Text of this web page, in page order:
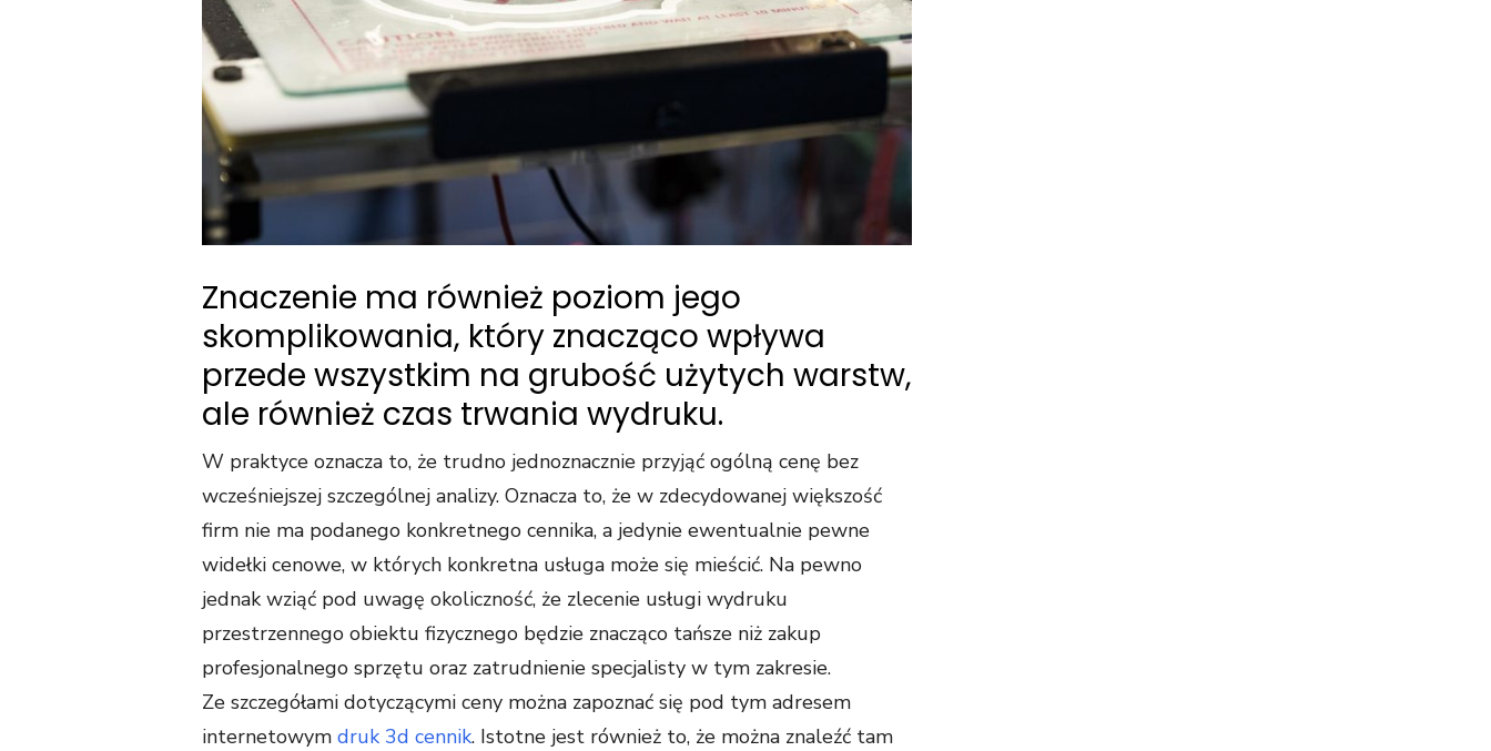
Znaczenie ma również poziom jego
skomplikowania, który znacząco wpływa
przede wszystkim na grubość użytych warstw,
ale również czas trwania wydruku.
W praktyce oznacza to, że trudno jednoznacznie przyjąć ogólną cenę bez
wcześniejszej szczególnej analizy. Oznacza to, że w zdecydowanej większość
firm nie ma podanego konkretnego cennika, a jedynie ewentualnie pewne
widełki cenowe, w których konkretna usługa może się mieścić. Na pewno
jednak wziąć pod uwagę okoliczność, że zlecenie usługi wydruku
przestrzennego obiektu fizycznego będzie znacząco tańsze niż zakup
profesjonalnego sprzętu oraz zatrudnienie specjalisty w tym zakresie.
Ze szczegółami dotyczącymi ceny można zapoznać się pod tym adresem
internetowym druk 3d cennik. Istotne jest również to, że można znaleźć tam